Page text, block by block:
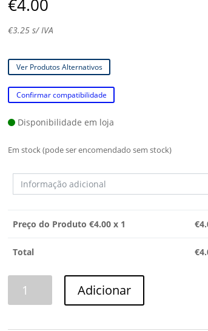
€4.00
€3.25 s/ IVA
Ver Produtos Alternativos
Confirmar compatibilidade
Disponibilidade em loja
Em stock (pode ser encomendado sem stock)
Preço do Produto €4.00 x 1 €
Total €
Adicionar